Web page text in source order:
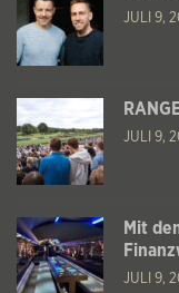
JULI 9,
JULI 9,
Mit
JULI 9,